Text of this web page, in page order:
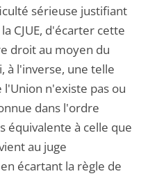
sérieuse justifiant
CJUE, d'écarter cette
droit au moyen du
à l'inverse, une telle
l'Union n'existe pas ou
dans l'ordre
équivalente à celle que
au juge
écartant la règle de